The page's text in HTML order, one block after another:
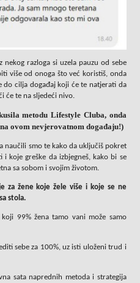
razloga si uzela pauzu od sebe
više od onoga što već koristiš, onda
do cilja događaj koji će te natjerati da
će te na sljedeći nivo.
metodu Lifestyle Cluba, onda
ovom nevjerovatnom događaju!)
naučili smo te kako da uključiš pokret
koje greške da izbjegneš, kako bi se
sa sobom i svojim životom.
za žene koje žele više i koje se ne
stola.
99% žena tamo vani može samo
sebe za 100%, uz isti uloženi trud i
sata naprednih metoda i strategija